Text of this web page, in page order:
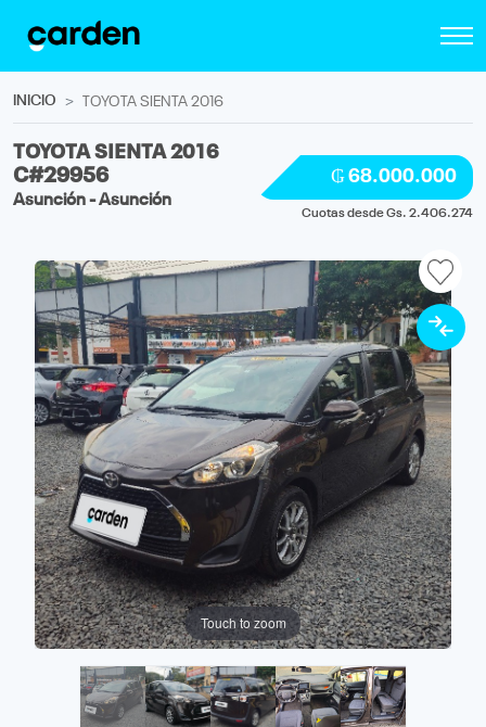
INICIO TOYOTA SIENTA 2016
TOYOTA SIENTA 2016
C#29956
Asunción - Asunción
₲ 68.000.000
Cuotas desde Gs. 2.406.274
Touch to zoom